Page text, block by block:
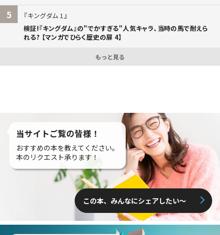
5
キングダム 1
検証!『キングダム』の"でかすぎる"人気キャラ、当時の馬で耐えら
れる? 【マンガでひらく歴史の扉 4】
もっと見る
当サイトご覧の皆様！
おすすめの本を教えてください。
本のリクエスト承ります！
この本、みんなにシェアしたい〜